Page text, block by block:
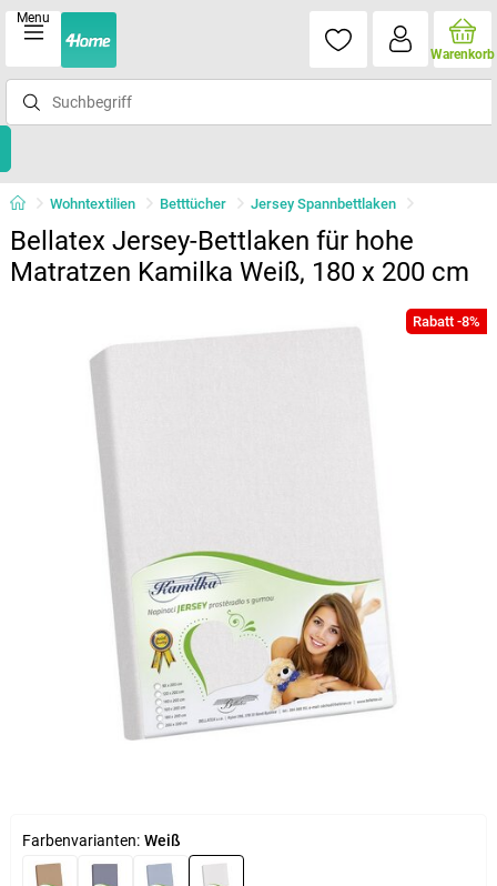
Menu
Warenkorb
Wohntextilien Betttücher Jersey Spannbettlaken
Bellatex Jersey-Bettlaken für hohe
Matratzen Kamilka Weiß, 180 x 200 cm
Rabatt -8%
Farbenvarianten: Weiß